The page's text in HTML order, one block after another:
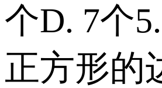
个 D. 7个
正方形的